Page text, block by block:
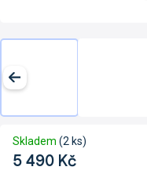
5 490 Kč
Skladem (2 ks)